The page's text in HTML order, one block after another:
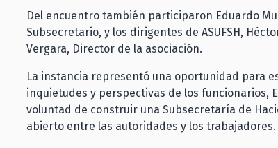
Del encuentro también participaron Eduardo
Subsecretario, y los dirigentes de ASUFSH,
Vergara, Director de la asociación.
La instancia representó una oportunidad para
inquietudes y perspectivas de los funcionarios,
voluntad de construir una Subsecretaría de
abierto entre las autoridades y los trabajadores.